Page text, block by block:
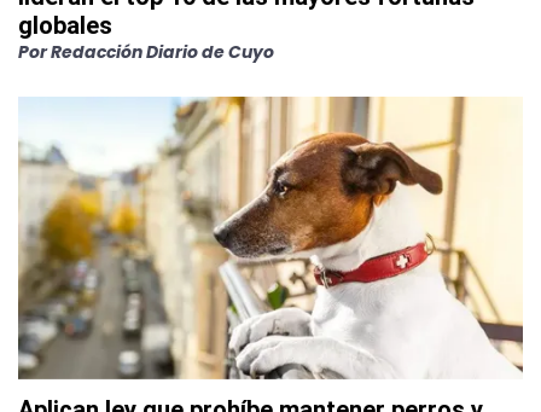
globales
PorRedacción Diario de Cuyo